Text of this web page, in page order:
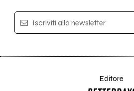
Iscriviti alla newsletter
Editore